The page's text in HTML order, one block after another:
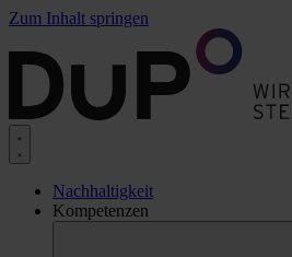
Zum Inhalt springen
Nachhaltigkeit
Kompetenzen